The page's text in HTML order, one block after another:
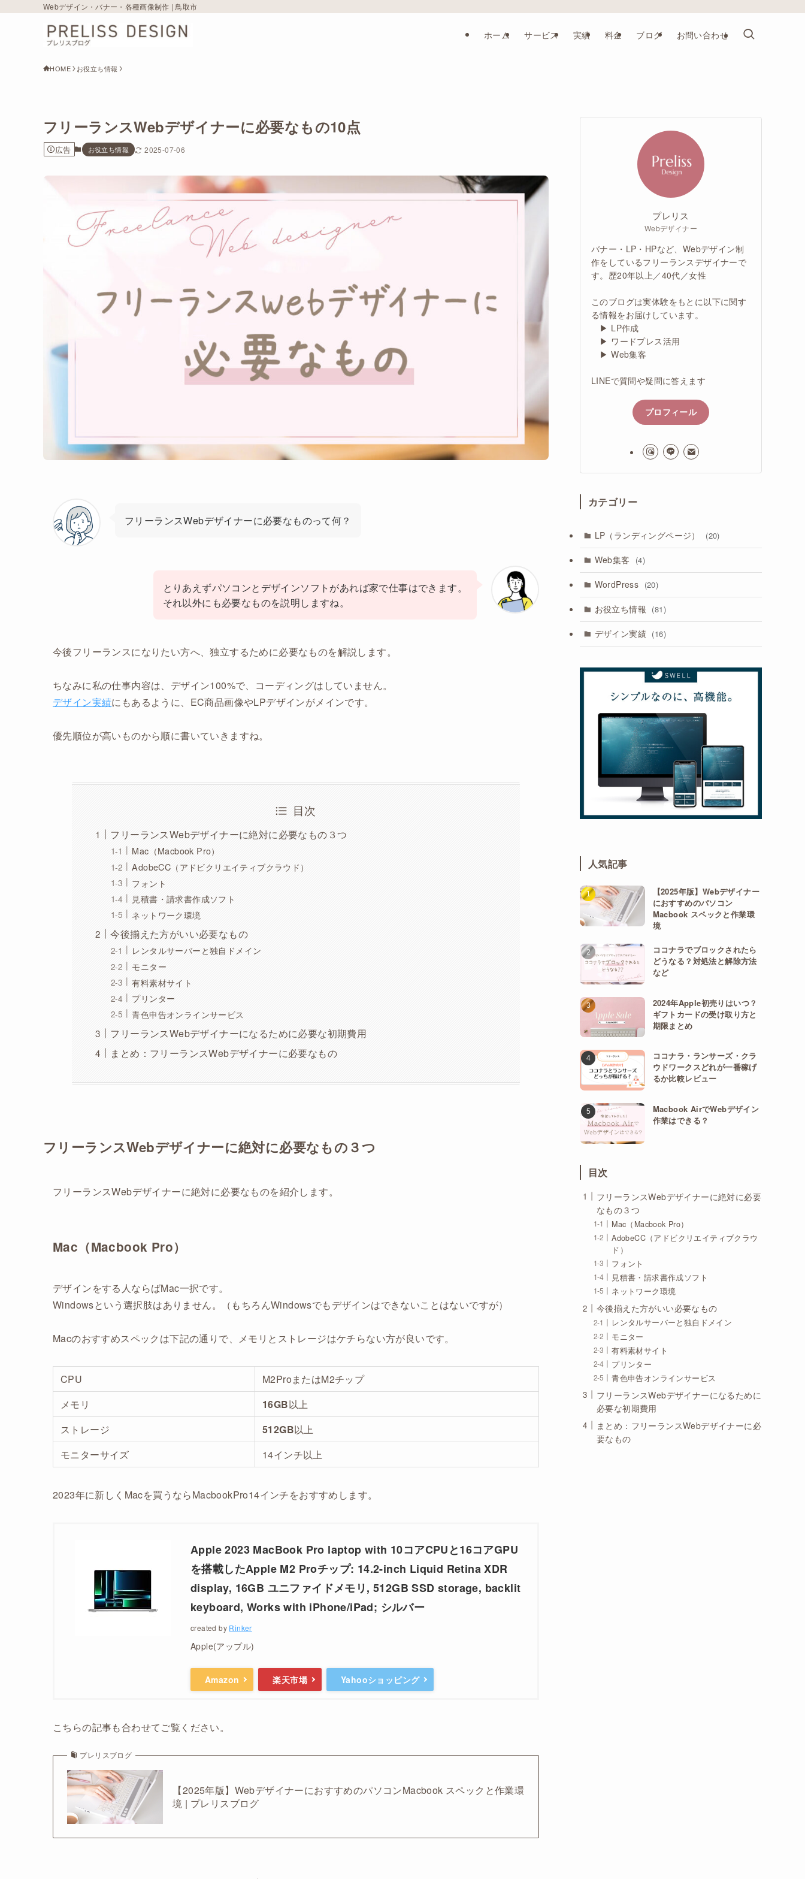
Webデザイン・バナー・各種画像制作 | 鳥取市
ホーム サービス 実績 料金 ブログ お問い合わせ
HOME お役立ち情報
フリーランスWebデザイナーに必要なもの10点
広告 お役立ち情報 2025-07-06
フリーランスWebデザイナーに必要なものって何？
とりあえずパソコンとデザインソフトがあれば家で仕事はできます。
それ以外にも必要なものを説明しますね。
今後フリーランスになりたい方へ、独立するために必要なものを解説します。
ちなみに私の仕事内容は、デザイン100%で、コーディングはしていません。
デザイン実績にもあるように、EC商品画像やLPデザインがメインです。
優先順位が高いものから順に書いていきますね。
目次
フリーランスWebデザイナーに絶対に必要なもの３つ
Mac（Macbook Pro）
AdobeCC（アドビクリエイティブクラウド）
フォント
見積書・請求書作成ソフト
ネットワーク環境
今後揃えた方がいい必要なもの
レンタルサーバーと独自ドメイン
モニター
有料素材サイト
プリンター
青色申告オンラインサービス
フリーランスWebデザイナーになるために必要な初期費用
まとめ：フリーランスWebデザイナーに必要なもの
フリーランスWebデザイナーに絶対に必要なもの３つ
フリーランスWebデザイナーに絶対に必要なものを紹介します。
Mac（Macbook Pro）
デザインをする人ならばMac一択です。
Windowsという選択肢はありません。（もちろんWindowsでもデザインはできないことはないですが）
Macのおすすめスペックは下記の通りで、メモリとストレージはケチらない方が良いです。
CPU
M2ProまたはM2チップ
メモリ
16GB以上
ストレージ
512GB以上
モニターサイズ
14インチ以上
2023年に新しくMacを買うならMacbookPro14インチをおすすめします。
Apple 2023 MacBook Pro laptop with 10コアCPUと16コアGPU
を搭載したApple M2 Proチップ: 14.2-inch Liquid Retina XDR
display, 16GB ユニファイドメモリ, 512GB SSD storage, backlit
keyboard, Works with iPhone/iPad; シルバー
created by Rinker
Apple(アップル)
Amazon 楽天市場 Yahooショッピング
こちらの記事も合わせてご覧ください。
プレリスブログ
【2025年版】WebデザイナーにおすすめのパソコンMacbook スペックと作業環
境 | プレリスブログ
プレリス
Webデザイナー
バナー・LP・HPなど、Webデザイン制
作をしているフリーランスデザイナーで
す。歴20年以上／40代／女性
このブログは実体験をもとに以下に関す
る情報をお届けしています。
▶ LP作成
▶ ワードプレス活用
▶ Web集客
LINEで質問や疑問に答えます
プロフィール
カテゴリー
LP（ランディングページ） (20)
Web集客 (4)
WordPress (20)
お役立ち情報 (81)
デザイン実績 (16)
人気記事
【2025年版】Webデザイナー
におすすめのパソコン
Macbook スペックと作業環
境
ココナラでブロックされたら
どうなる？対処法と解除方法
など
2024年Apple初売りはいつ？
ギフトカードの受け取り方と
期限まとめ
ココナラ・ランサーズ・クラ
ウドワークスどれが一番稼げ
るか比較レビュー
Macbook AirでWebデザイン
作業はできる？
目次
フリーランスWebデザイナーに絶対に必要
なもの３つ
Mac（Macbook Pro）
AdobeCC（アドビクリエイティブクラウ
ド）
フォント
見積書・請求書作成ソフト
ネットワーク環境
今後揃えた方がいい必要なもの
レンタルサーバーと独自ドメイン
モニター
有料素材サイト
プリンター
青色申告オンラインサービス
フリーランスWebデザイナーになるために
必要な初期費用
まとめ：フリーランスWebデザイナーに必
要なもの